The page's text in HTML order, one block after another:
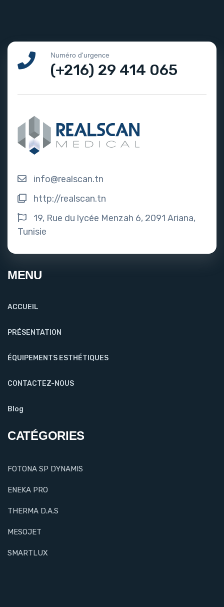
Numéro d'urgence
(+216) 29 414 065
info@realscan.tn
http://realscan.tn
19, Rue du lycée Menzah 6, 2091 Ariana,
Tunisie
MENU
ACCUEIL
PRÉSENTATION
ÉQUIPEMENTS ESTHÉTIQUES
CONTACTEZ-NOUS
Blog
CATÉGORIES
FOTONA SP DYNAMIS
ENEKA PRO
THERMA D.A.S
MESOJET
SMARTLUX